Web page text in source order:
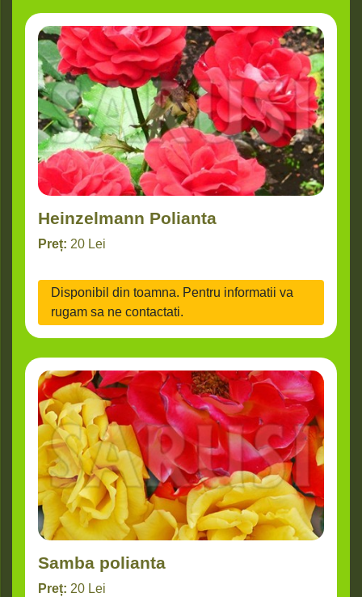
Heinzelmann Polianta
Preț: 20 Lei
Disponibil din toamna. Pentru informatii va
rugam sa ne contactati.
Samba polianta
Preț: 20 Lei